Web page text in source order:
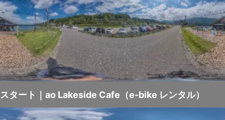
スタート｜ao Lakeside Cafe（e-bike レンタル）